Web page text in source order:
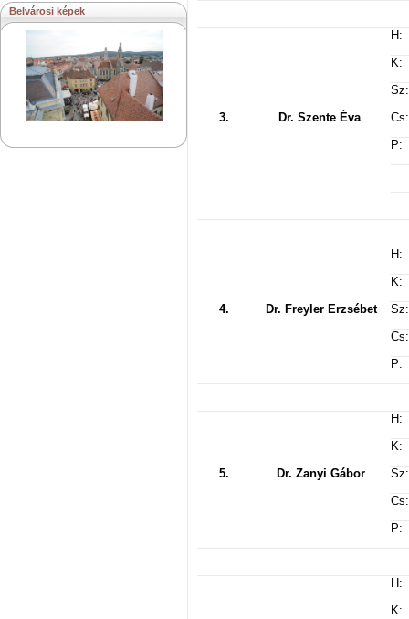
Belvárosi képek
3. Dr. Szente Éva
H:
K:
Sz:
Cs:
P:
4. Dr. Freyler Erzsébet
H:
K:
Sz:
Cs:
P:
5. Dr. Zanyi Gábor
H:
K:
Sz:
Cs:
P:
H:
K: